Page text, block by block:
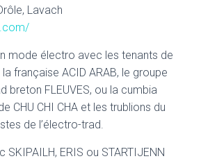
Lavach
mode électro avec les tenants de
française ACID ARAB, le groupe
breton FLEUVES, ou la cumbia
CHU CHI CHA et les trublions du
de l’électro-trad.
ERIS ou STARTIJENN